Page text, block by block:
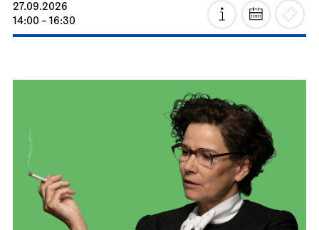
27.09.2026
14:00 - 16:30